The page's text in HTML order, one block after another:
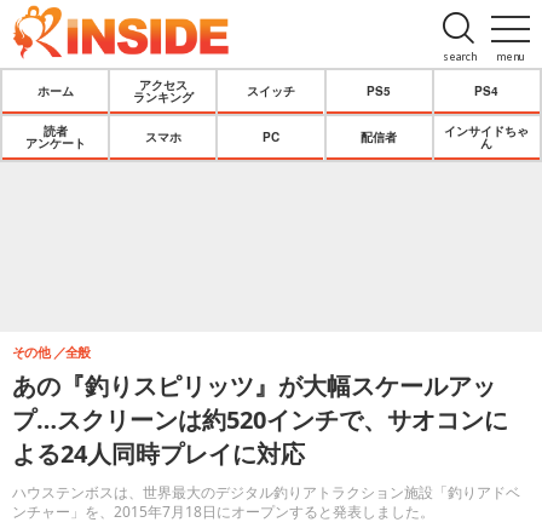
menu
search
ホーム
アクセス
ランキング
スイッチ PS5 PS4
読者
アンケート
スマホ PC 配信者
インサイドちゃ
ん
あの『釣りスピリッツ』が大幅スケールアッ
プ…スクリーンは約520インチで、サオコンに
よる24人同時プレイに対応
ハウステンボスは、世界最大のデジタル釣りアトラクション施設「釣りアドベ
ンチャー」を、2015年7月18日にオープンすると発表しました。
その他 全般